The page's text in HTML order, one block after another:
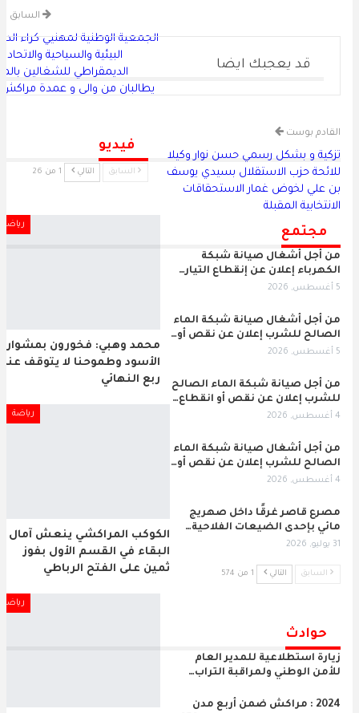
السابق
الجمعية الوطنية لمهنيي كراء
البيئية والسياحية والاتحاد
الديمقراطي للشغالين
يطالبان من والي و عمدة
القادم بوست
تزكية و بشكل رسمي حسن نوار وكيلا
للائحة حزب الاستقلال بسيدي يوسف
بن علي لخوض غمار الاستحقاقات
الانتخابية المقبلة
قد يعجبك ايضا
رياضة
محمد وهبي: فخورون بمشوار
الأسود وطموحنا لا يتوقف عند
ربع النهائي
رياضة
الكوكب المراكشي ينعش آمال
البقاء في القسم الأول بفوز
ثمين على الفتح الرباطي
رياضة
فيديو
السابق التالي 1 من 26
مجتمع
من أجل أشغال صيانة شبكة
الكهرباء إعلان عن إنقطاع التيار…
5 أغسطس, 2026
من أجل أشغال صيانة شبكة الماء
الصالح للشرب إعلان عن نقص أو…
5 أغسطس, 2026
من أجل صيانة شبكة الماء الصالح
للشرب إعلان عن نقص أو انقطاع…
4 أغسطس, 2026
من أجل أشغال صيانة شبكة الماء
الصالح للشرب إعلان عن نقص أو…
4 أغسطس, 2026
مصرع قاصر غرقًا داخل صهريج
مائي بإحدى الضيعات الفلاحية…
31 يوليو, 2026
السابق التالي 1 من 574
حوادث
زيارة استطلاعية للمدير العام
للأمن الوطني ولمراقبة التراب…
2024 : مراكش ضمن أربع مدن